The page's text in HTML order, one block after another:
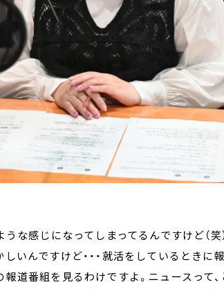
うな感じになってしまってるんですけど（
いんですけど・・・就活をしているときに
道番組を見るわけですよ。ニュースって